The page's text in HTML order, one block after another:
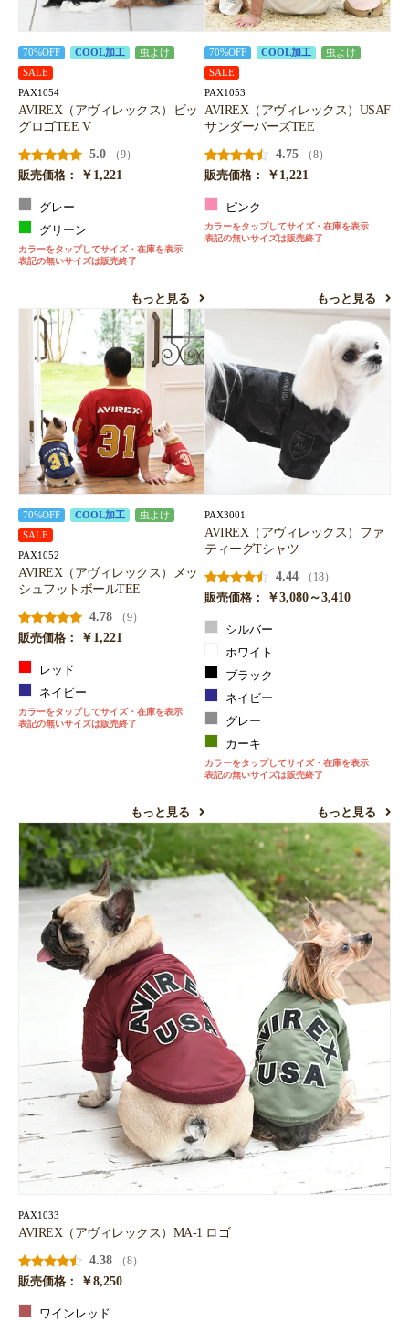
70%OFF COOL加工
虫よけ
SALE
PAX1054
AVIREX（アヴィレックス）ビッ
グロゴTEE V
5.0
（9）
販売価格：
￥1,221
グレー
グリーン
カラーをタップしてサイズ・在庫を表示
表記の無いサイズは販売終了
もっと見る
70%OFF COOL加工
虫よけ
SALE
PAX1053
AVIREX（アヴィレックス）USAF
サンダーバーズTEE
4.75
（8）
販売価格：
￥1,221
ピンク
カラーをタップしてサイズ・在庫を表示
表記の無いサイズは販売終了
もっと見る
70%OFF COOL加工
虫よけ
SALE
PAX1052
AVIREX（アヴィレックス）メッ
シュフットボールTEE
4.78
（9）
販売価格：
￥1,221
レッド
ネイビー
カラーをタップしてサイズ・在庫を表示
表記の無いサイズは販売終了
もっと見る
PAX3001
AVIREX（アヴィレックス）ファ
ティーグTシャツ
4.44
（18）
販売価格：
￥3,080～3,410
シルバー
ホワイト
ブラック
ネイビー
グレー
カーキ
カラーをタップしてサイズ・在庫を表示
表記の無いサイズは販売終了
もっと見る
PAX1033
AVIREX（アヴィレックス）MA-1 ロゴ
4.38
（8）
販売価格：
￥8,250
ワインレッド